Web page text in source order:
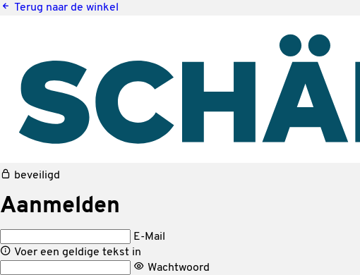
Terug naar de winkel
beveiligd
Aanmelden
E-Mail
Voer een geldige tekst in
Wachtwoord